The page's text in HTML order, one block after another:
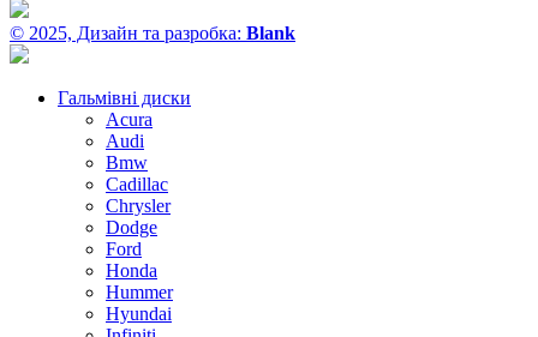
© 2025, Дизайн та разробка: Blank
Гальмівні диски
Acura
Audi
Bmw
Cadillac
Chrysler
Dodge
Ford
Honda
Hummer
Hyundai